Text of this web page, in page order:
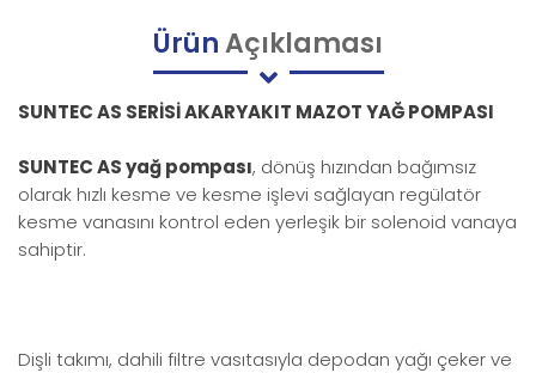
ÜrünAçıklaması
SUNTEC AS SERİSİ AKARYAKIT MAZOT YAĞ POMPASI
SUNTEC AS yağ pompası, dönüş hızından bağımsız
olarak hızlı kesme ve kesme işlevi sağlayan regülatör
kesme vanasını kontrol eden yerleşik bir solenoid vanaya
sahiptir.
Dişli takımı, dahili filtre vasıtasıyla depodan yağı çeker ve